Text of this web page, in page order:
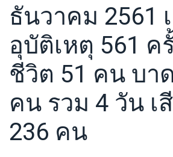
ธันวาคม 2561
อุบัติเหตุ 561 ค
ชีวิต 51 คน บา
คน รวม 4 วัน เ
236 คน